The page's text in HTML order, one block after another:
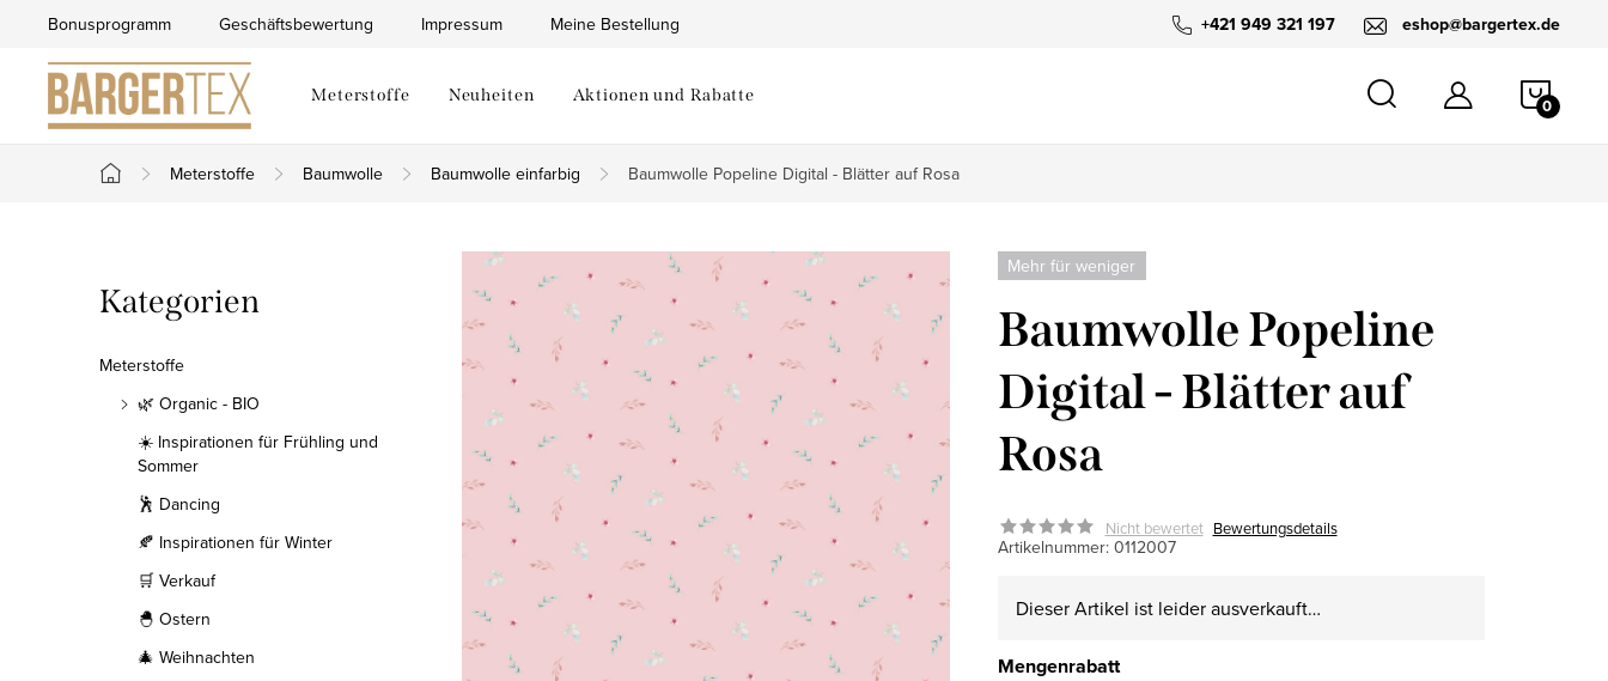
springen
+421 949 321 197 eshop@bargertex.de
Bonusprogramm Geschäftsbewertung Impressum Meine Bestellung
Meterstoffe Neuheiten Aktionen und Rabatte
Startseite
Meterstoffe Baumwolle Baumwolle einfarbig Baumwolle Popeline Digital - Blätter auf Rosa
e
i
Kategorien
überspringen
Kategorien
Meterstoffe
🌿 Organic - BIO
☀️ Inspirationen für Frühling und
Sommer
🕺 Dancing
🍂 Inspirationen für Winter
🛒 Verkauf
🐣 Ostern
🎄 Weihnachten
Mehr für weniger
Baumwolle Popeline
Digital - Blätter auf
Rosa
Nicht bewertet Bewertungsdetails
Artikelnummer: 0112007
Dieser Artikel ist leider ausverkauft…
Mengenrabatt